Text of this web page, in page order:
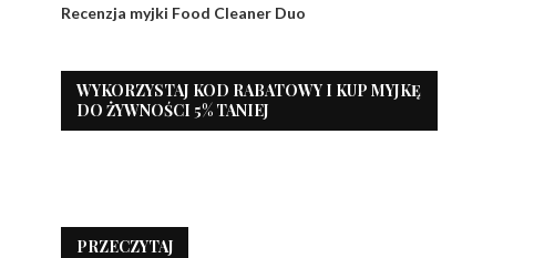
Recenzja myjki Food Cleaner Duo
WYKORZYSTAJ KOD RABATOWY I KUP MYJKĘ
DO ŻYWNOŚCI 5% TANIEJ
PRZECZYTAJ